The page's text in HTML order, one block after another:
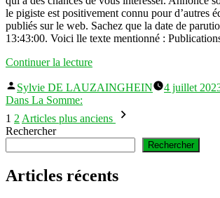
le pigiste est positivement connu pour d’autres
publiés sur le web. Sachez que la date de
13:43:00. Voici lle texte mentionné :
Continuer la lecture« Actu
Macron
que
le
pic
est
#France »
Publié
par
Sylvie DE LAUZAINGHEIN 4 juillet
Dans La Somme:
Pagination
des
publications
1 2 Articles plus anciens
Rechercher
Rechercher
Articles récents